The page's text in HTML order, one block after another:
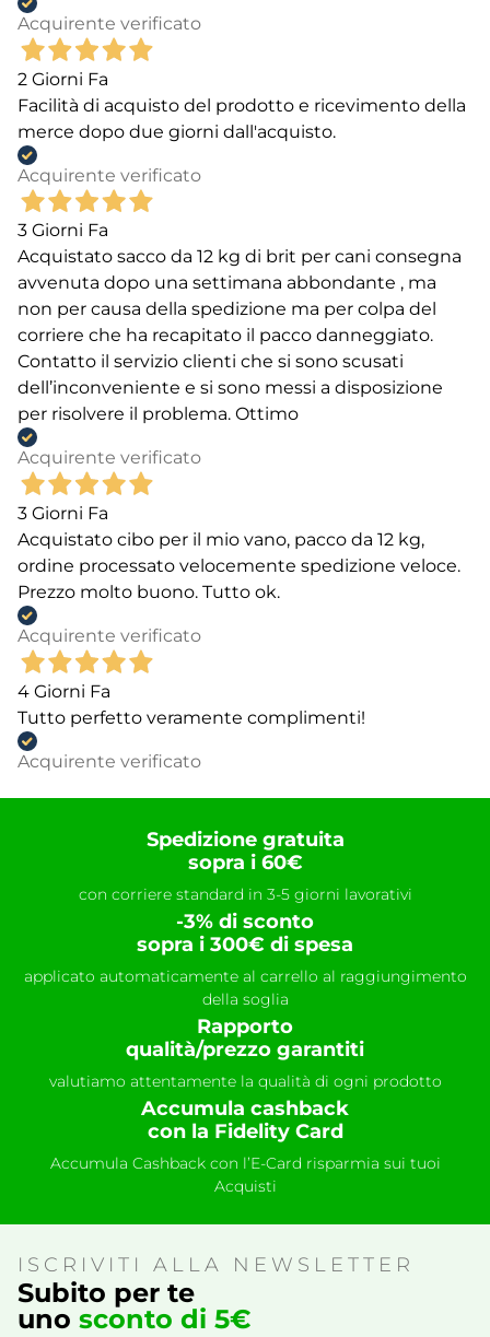
Acquirente verificato
2 Giorni Fa
Facilità di acquisto del prodotto e ricevimento della
merce dopo due giorni dall'acquisto.
Acquirente verificato
3 Giorni Fa
Acquistato sacco da 12 kg di brit per cani consegna
avvenuta dopo una settimana abbondante , ma
non per causa della spedizione ma per colpa del
corriere che ha recapitato il pacco danneggiato.
Contatto il servizio clienti che si sono scusati
dell’inconveniente e si sono messi a disposizione
per risolvere il problema. Ottimo
Acquirente verificato
3 Giorni Fa
Acquistato cibo per il mio vano, pacco da 12 kg,
ordine processato velocemente spedizione veloce.
Prezzo molto buono. Tutto ok.
Acquirente verificato
4 Giorni Fa
Tutto perfetto veramente complimenti!
Acquirente verificato
Spedizione gratuita
sopra i 60€
con corriere standard in 3-5 giorni lavorativi
-3% di sconto
sopra i 300€ di spesa
applicato automaticamente al carrello al raggiungimento
della soglia
Rapporto
qualità/prezzo garantiti
valutiamo attentamente la qualità di ogni prodotto
Accumula cashback
con la Fidelity Card
Accumula Cashback con l’E-Card risparmia sui tuoi
Acquisti
ISCRIVITI ALLA NEWSLETTER
Subito per te
uno sconto di 5€